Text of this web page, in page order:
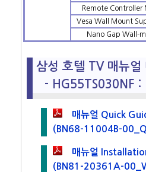
Remote Controller
Vesa Wall Mount
Nano Gap Wall-
삼성 호텔 TV 매뉴
- HG55TS030NF :
매뉴얼 Quick
(BN68-11004B-
매뉴얼
(BN81-20361A-